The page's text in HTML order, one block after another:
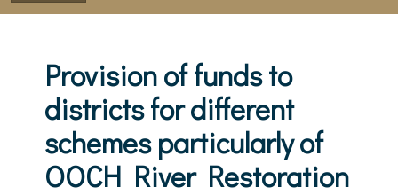
Provision of funds to
districts for different
schemes particularly of
OOCH River Restoration